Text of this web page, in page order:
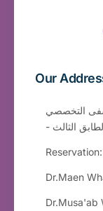
Our
التخصصي
Dr.Maen
Dr.Musa'ab